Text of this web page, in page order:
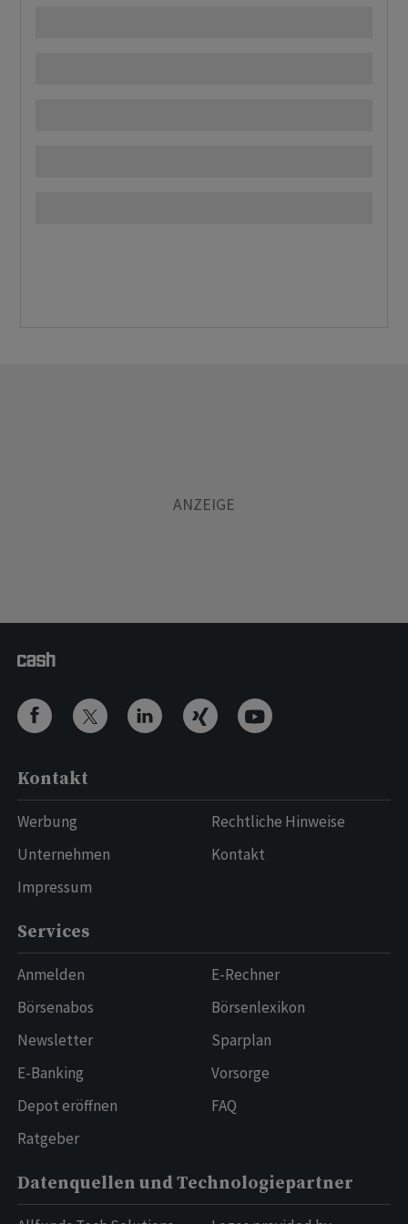
Kontakt
Werbung
Unternehmen
Impressum
Rechtliche Hinweise
Kontakt
Services
Anmelden
Börsenabos
Newsletter
E-Banking
Depot eröffnen
Ratgeber
E-Rechner
Börsenlexikon
Sparplan
Vorsorge
FAQ
Datenquellen und Technologiepartner